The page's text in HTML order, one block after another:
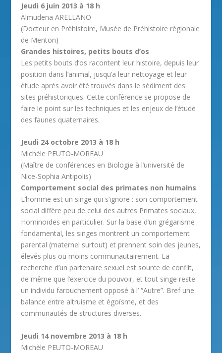
Jeudi 6 juin 2013 à 18 h
Almudena ARELLANO
(Docteur en Préhistoire, Musée de Préhistoire régionale
de Menton)
Grandes histoires, petits bouts d’os
Les petits bouts d’os racontent leur histoire, depuis leur
position dans l’animal, jusqu’a leur nettoyage et leur
étude après avoir été trouvés dans le sédiment des
sites préhistoriques. Cette conférence se propose de
faire le point sur les techniques et les enjeux de l’étude
des faunes quaternaires.
Jeudi 24 octobre 2013 à 18 h
Michèle PEUTO-MOREAU
(Maître de conférences en Biologie à l’université de
Nice-Sophia Antipolis)
Comportement social des primates non humains
L’homme est un singe qui s’ignore : son comportement
social diffère peu de celui des autres Primates sociaux,
Hominoïdes en particulier. Sur la base d’un grégarisme
fondamental, les singes montrent un comportement
parental (maternel surtout) et prennent soin des jeunes,
élevés plus ou moins communautairement. La
recherche d’un partenaire sexuel est source de conflit,
de même que l’exercice du pouvoir, et tout singe reste
un individu farouchement opposé à l’ “Autre”. Bref une
balance entre altruisme et égoïsme, et des
communautés de structures diverses.
Jeudi 14 novembre 2013 à 18 h
Michèle PEUTO-MOREAU